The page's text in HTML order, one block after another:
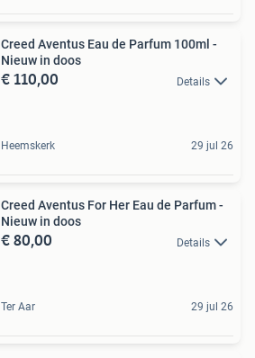
Creed Aventus Eau de Parfum 100ml -
Nieuw in doos
€ 110,00 Details
Heemskerk 29 jul 26
Creed Aventus For Her Eau de Parfum -
Nieuw in doos
€ 80,00 Details
Ter Aar 29 jul 26